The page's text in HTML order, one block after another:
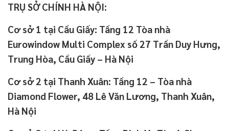
TRỤ SỞ CHÍNH HÀ NỘI:
Cơ sở 1 tại Cầu Giấy: Tầng 12 Tòa nhà
Eurowindow Multi Complex số 27 Trần Duy Hưng,
Trung Hòa, Cầu Giấy – Hà Nội
Cơ sở 2 tại Thanh Xuân: Tầng 12 – Tòa nhà
Diamond Flower, 48 Lê Văn Lương, Thanh Xuân,
Hà Nội